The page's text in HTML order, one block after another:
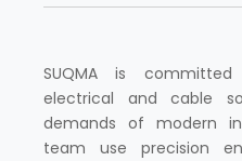
SUQMA is
electrical and cable
demands of modern
team use precision